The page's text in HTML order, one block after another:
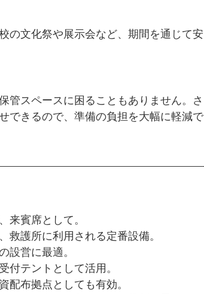
の文化祭や展示会など、期間を通じて安
管スペースに困ることもありません。さ
できるので、準備の負担を大幅に軽減で
来賓席として。
救護所に利用される定番設備。
設営に最適。
付テントとして活用。
配布拠点としても有効。